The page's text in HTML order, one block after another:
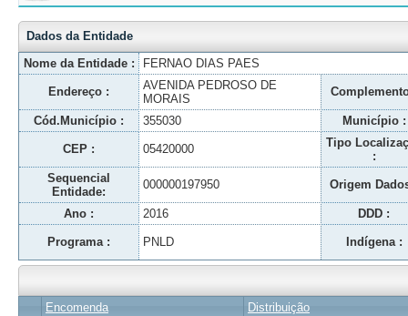
Dados da Entidade
Nome da Entidade :
FERNAO DIAS PAES
Endereço :
AVENIDA PEDROSO DE
MORAIS
Cód.Município : 355030 Município :
CEP : 05420000
Tipo
:
Sequencial
Entidade:
000000197950 Origem
Ano : 2016 DDD :
Programa : PNLD Indígena :
Encomenda Distribuição